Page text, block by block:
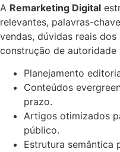
A Remarketing Digital
relevantes, palavras-
vendas, dúvidas reais
construção de autoridade
Planejamento
Conteúdos
prazo.
Artigos otimizados
público.
Estrutura semântica